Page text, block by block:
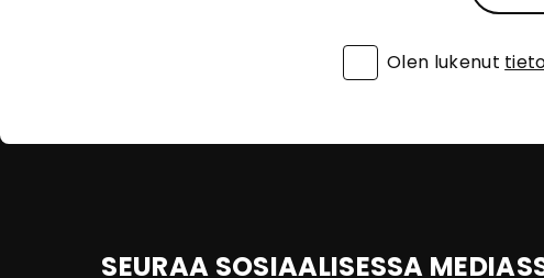
Olen lukenut
SEURAA SOSIAALISESSA